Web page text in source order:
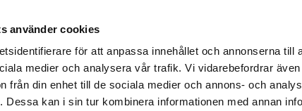
använder cookies
för att anpassa innehållet och annonserna till
medier och analysera vår trafik. Vi vidarebefordrar
från din enhet till de sociala medier och annons- och
Dessa kan i sin tur kombinera informationen med annan
Företag Skola och föreningsliv